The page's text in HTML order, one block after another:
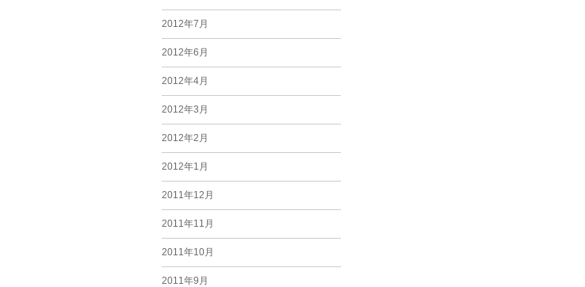
2012年7月
2012年6月
2012年4月
2012年3月
2012年2月
2012年1月
2011年12月
2011年11月
2011年10月
2011年9月